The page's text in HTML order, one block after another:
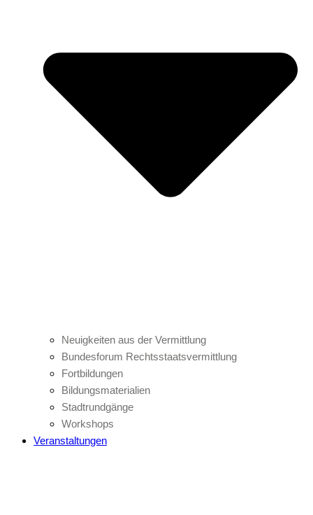
Neuigkeiten aus der Vermittlung
Bundesforum Rechtsstaatsvermittlung
Fortbildungen
Bildungsmaterialien
Stadtrundgänge
Workshops
Veranstaltungen